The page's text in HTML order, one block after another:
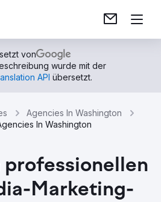
von
wurde mit der
API übersetzt.
Agencies In Washington
In Washington
professionellen
Marketing-